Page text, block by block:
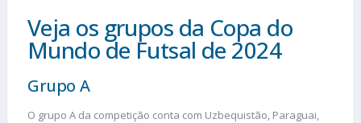
Veja os grupos da Copa do
Mundo de Futsal de 2024
Grupo A
O grupo A da competição conta com Uzbequistão, Paraguai,